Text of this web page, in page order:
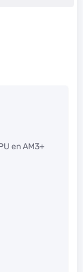
en AM3+